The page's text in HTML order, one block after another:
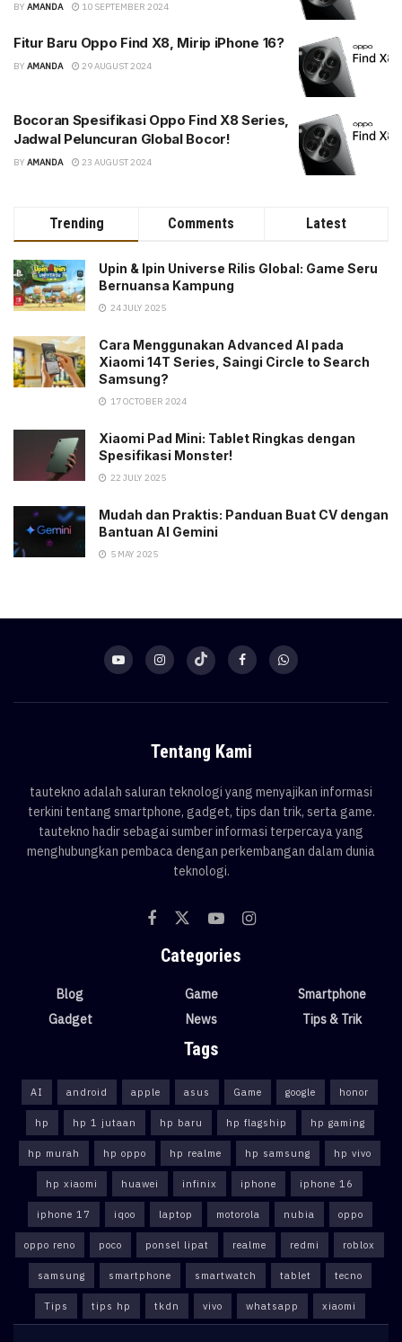
BY AMANDA 10 SEPTEMBER 2024
Fitur Baru Oppo Find X8, Mirip iPhone 16?
BY AMANDA 29 AUGUST 2024
Bocoran Spesifikasi Oppo Find X8 Series,
Jadwal Peluncuran Global Bocor!
BY AMANDA 23 AUGUST 2024
Trending Comments Latest
Upin & Ipin Universe Rilis Global: Game Seru
Bernuansa Kampung
24 JULY 2025
Cara Menggunakan Advanced AI pada
Xiaomi 14T Series, Saingi Circle to Search
Samsung?
17 OCTOBER 2024
Xiaomi Pad Mini: Tablet Ringkas dengan
Spesifikasi Monster!
22 JULY 2025
Mudah dan Praktis: Panduan Buat CV dengan
Bantuan AI Gemini
5 MAY 2025
Tentang Kami
tautekno adalah saluran teknologi yang menyajikan informasi
terkini tentang smartphone, gadget, tips dan trik, serta game.
tautekno hadir sebagai sumber informasi terpercaya yang
menghubungkan pembaca dengan perkembangan dalam dunia
teknologi.
Categories
Blog
Gadget
Game
News
Smartphone
Tips & Trik
Tags
AI android apple asus Game google honor
hp hp 1 jutaan hp baru hp flagship hp gaming
hp murah hp oppo hp realme hp samsung hp vivo
hp xiaomi huawei infinix iphone iphone 16
iphone 17 iqoo laptop motorola nubia oppo
oppo reno poco ponsel lipat realme redmi roblox
samsung smartphone smartwatch tablet tecno
Tips tips hp tkdn vivo whatsapp xiaomi